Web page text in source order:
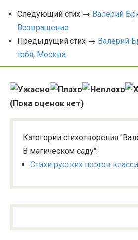
Следующий стих → Валерий
Возвращение
Предыдущий стих → Валерий
тебя, Москва
(Пока оценок нет)
Категории стихотворения
В магическом саду":
Стихи русских поэтов